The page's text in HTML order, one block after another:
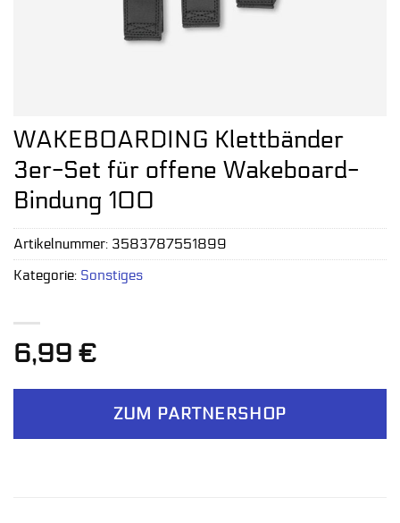
WAKEBOARDING Klettbänder
3er-Set für offene Wakeboard-
Bindung 100
6,99 €
ZUM PARTNERSHOP
Artikelnummer: 3583787551899
Kategorie: Sonstiges